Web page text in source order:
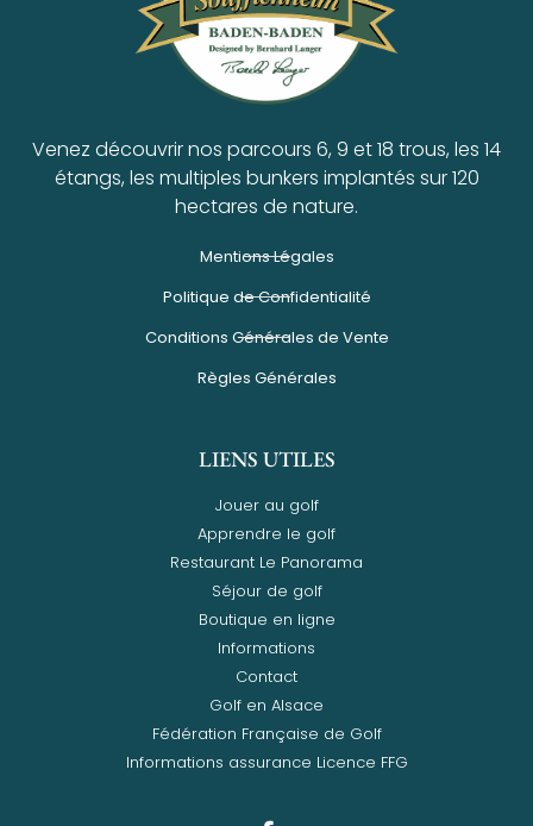
Venez découvrir nos parcours 6, 9 et 18 trous, les 14
étangs, les multiples bunkers implantés sur 120
hectares de nature.
Mentions Légales
Politique de Confidentialité
Conditions Générales de Vente
Règles Générales
LIENS UTILES
Jouer au golf
Apprendre le golf
Restaurant Le Panorama
Séjour de golf
Boutique en ligne
Informations
Contact
Golf en Alsace
Fédération Française de Golf
Informations assurance Licence FFG